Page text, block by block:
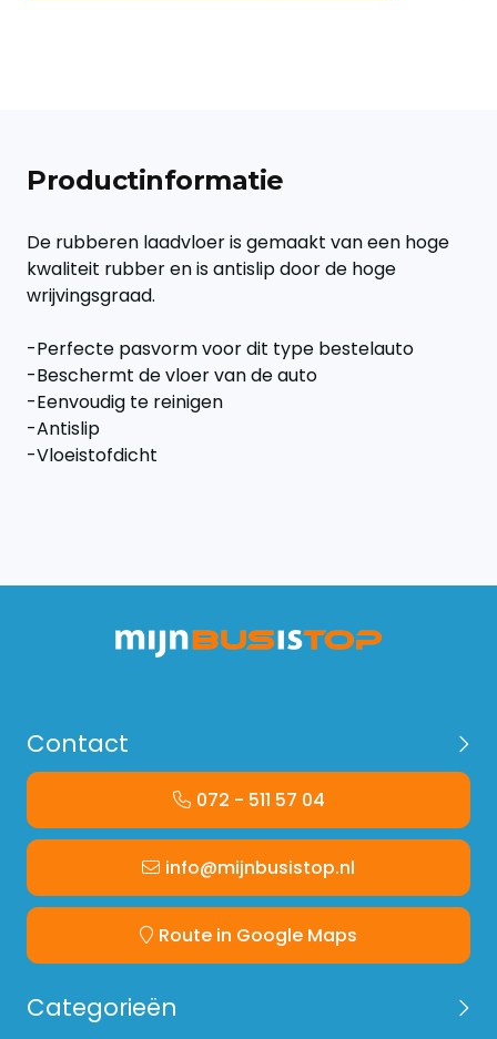
Productinformatie
De rubberen laadvloer is gemaakt van een hoge
kwaliteit rubber en is antislip door de hoge
wrijvingsgraad.
-Perfecte pasvorm voor dit type bestelauto
-Beschermt de vloer van de auto
-Eenvoudig te reinigen
-Antislip
-Vloeistofdicht
Contact
072 - 511 57 04
info@mijnbusistop.nl
Route in Google Maps
Categorieën